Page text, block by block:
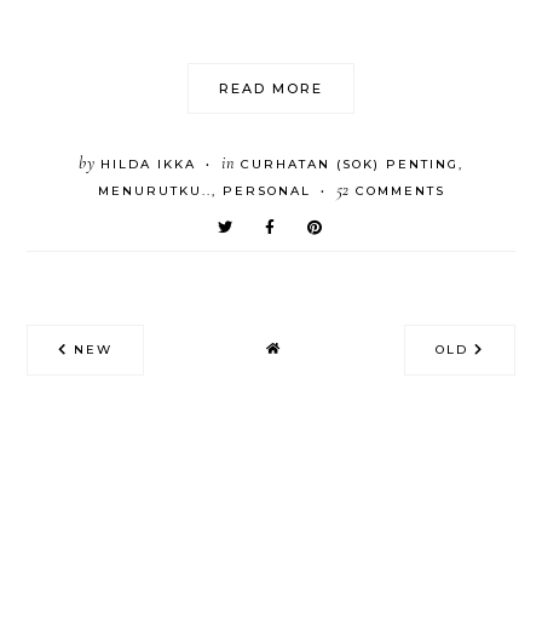
READ MORE
by HILDA IKKA • in CURHATAN (SOK) PENTING ,
MENURUTKU.., PERSONAL • 52 COMMENTS
NEW OLD